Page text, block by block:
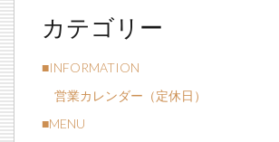
カテゴリー
■INFORMATION
営業カレンダー（定休日）
■MENU